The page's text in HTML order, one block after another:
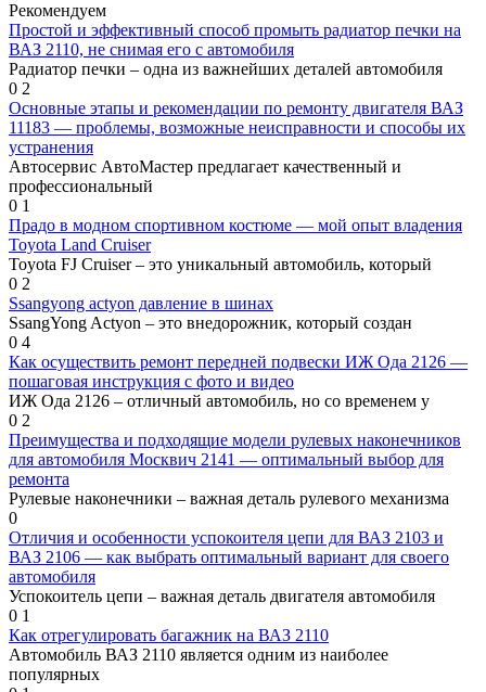
Рекомендуем
Простой и эффективный способ промыть радиатор печки на
ВАЗ 2110, не снимая его с автомобиля
Радиатор печки – одна из важнейших деталей автомобиля
0 2
Основные этапы и рекомендации по ремонту двигателя ВАЗ
11183 — проблемы, возможные неисправности и способы их
устранения
Автосервис АвтоМастер предлагает качественный и
профессиональный
0 1
Прадо в модном спортивном костюме — мой опыт владения
Toyota Land Cruiser
Toyota FJ Cruiser – это уникальный автомобиль, который
0 2
Ssangyong actyon давление в шинах
SsangYong Actyon – это внедорожник, который создан
0 4
Как осуществить ремонт передней подвески ИЖ Ода 2126 —
пошаговая инструкция c фото и видео
ИЖ Ода 2126 – отличный автомобиль, но со временем у
0 2
Преимущества и подходящие модели рулевых наконечников
для автомобиля Москвич 2141 — оптимальный выбор для
ремонта
Рулевые наконечники – важная деталь рулевого механизма
0
Отличия и особенности успокоителя цепи для ВАЗ 2103 и
ВАЗ 2106 — как выбрать оптимальный вариант для своего
автомобиля
Успокоитель цепи – важная деталь двигателя автомобиля
0 1
Как отрегулировать багажник на ВАЗ 2110
Автомобиль ВАЗ 2110 является одним из наиболее
популярных